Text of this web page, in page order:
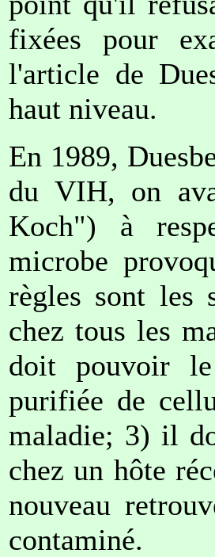
fixées pour
l'article de
haut niveau.
En 1989,
du VIH, on
Koch") à
microbe
règles sont les
chez tous les
doit pouvoir
purifiée de
maladie; 3) il
chez un hôte
nouveau
contaminé.